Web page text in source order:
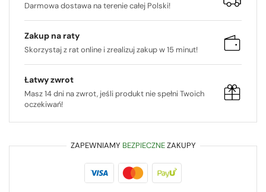
Darmowa dostawa na terenie całej Polski!
Zakup na raty
Skorzystaj z rat online i zrealizuj zakup w 15 minut!
Łatwy zwrot
Masz 14 dni na zwrot, jeśli produkt nie spełni Twoich
oczekiwań!
ZAPEWNIAMY BEZPIECZNEZAKUPY